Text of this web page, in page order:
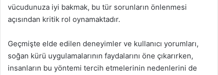
vücudunuza iyi bakmak, bu tür sorunların önlenmesi
açısından kritik rol oynamaktadır.
Geçmişte elde edilen deneyimler ve kullanıcı yorumları,
soğan kürü uygulamalarının faydalarını öne çıkarırken,
insanların bu yöntemi tercih etmelerinin nedenlerini de